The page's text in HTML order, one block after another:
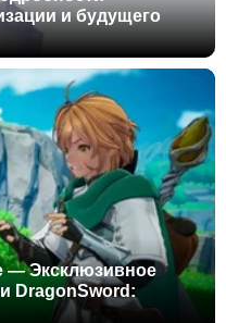
и будущего
— Эксклюзивное
DragonSword: